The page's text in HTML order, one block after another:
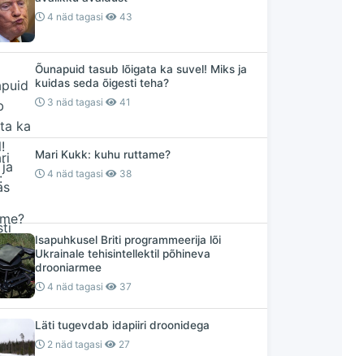
4 näd tagasi 43
Õunapuid tasub lõigata ka suvel! Miks ja
kuidas seda õigesti teha?
3 näd tagasi 41
Mari Kukk: kuhu ruttame?
4 näd tagasi 38
Isapuhkusel Briti programmeerija lõi
Ukrainale tehisintellektil põhineva
drooniarmee
4 näd tagasi 37
Läti tugevdab idapiiri droonidega
2 näd tagasi 27